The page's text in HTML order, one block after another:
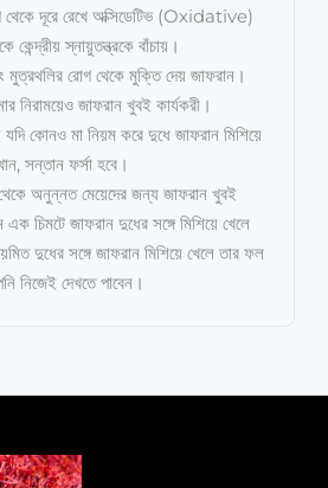
দূরে রেখে অক্সিডেটিভ (Oxidative)
কেন্দ্রীয় স্নায়ুতন্ত্রকে বাঁচায়।
রোগ থেকে মুক্তি দেয় জাফরান।
নিরাময়েও জাফরান খুবই কার্যকরী।
কোনও মা নিয়ম করে দুধে জাফরান মিশিয়ে
সন্তান ফর্সা হবে।
অনুন্নত মেয়েদের জন্য জাফরান খুবই
চিমটে জাফরান দুধের সঙ্গে মিশিয়ে খেলে
দুধের সঙ্গে জাফরান মিশিয়ে খেলে তার ফল
নিজেই দেখতে পাবেন।